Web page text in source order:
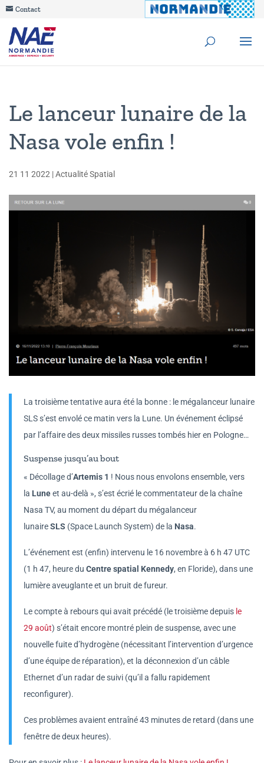
Contact
Le lanceur lunaire de la
Nasa vole enfin !
21 11 2022 |Actualité Spatial
La troisième tentative aura été la bonne : le mégalanceur lunaire
SLS s’est envolé ce matin vers la Lune. Un événement éclipsé
par l’affaire des deux missiles russes tombés hier en Pologne…
Suspense jusqu’au bout
« Décollage d’Artemis 1 ! Nous nous envolons ensemble, vers
la Luneet au-delà », s’est écrié le commentateur de la chaîne
Nasa TV, au moment du départ du mégalanceur
lunaireSLS (Space Launch System) de la Nasa.
L’événement est (enfin) intervenu le 16 novembre à 6 h 47 UTC
(1 h 47, heure du Centre spatial Kennedy, en Floride), dans une
lumière aveuglante et un bruit de fureur.
Le compte à rebours qui avait précédé (le troisième depuis le
29 août) s’était encore montré plein de suspense, avec une
nouvelle fuite d’hydrogène (nécessitant l’intervention d’urgence
d’une équipe de réparation), et la déconnexion d’un câble
Ethernet d’un radar de suivi (qu’il a fallu rapidement
reconfigurer).
Ces problèmes avaient entraîné 43 minutes de retard (dans une
fenêtre de deux heures).